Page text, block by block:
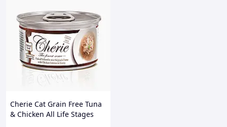
Cherie Cat Grain Free Tuna
& Chicken All Life Stages